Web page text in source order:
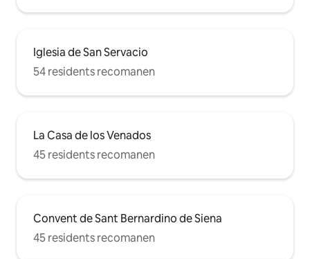
Iglesia de San Servacio
54 residents recomanen
La Casa de los Venados
45 residents recomanen
Convent de Sant Bernardino de Siena
45 residents recomanen